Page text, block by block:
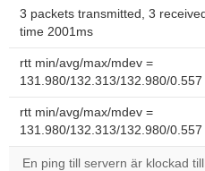
3 packets transmitted, 3
time 2001ms
rtt min/avg/max/mdev =
131.980/132.313/132.980/0.557
rtt min/avg/max/mdev =
131.980/132.313/132.980/0.557
En ping till servern är klockad